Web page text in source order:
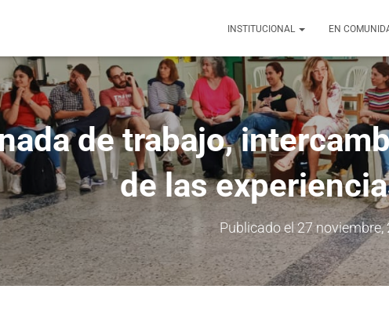
INSTITUCIONAL EN
de trabajo,
de las
Publicado el27 noviembre,